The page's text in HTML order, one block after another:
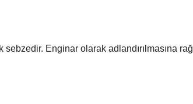
Enginar olarak adlandırılmasına